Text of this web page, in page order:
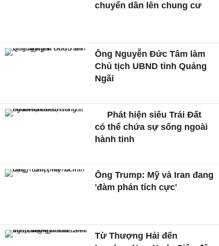
chuyển dần lên chung cư
Ông Nguyễn Đức Tâm làm
Chủ tịch UBND tỉnh Quảng
Ngãi
Phát hiện siêu Trái Đất
có thể chứa sự sống ngoài
hành tinh
Ông Trump: Mỹ và Iran đang
'đàm phán tích cực'
Từ Thượng Hải đến